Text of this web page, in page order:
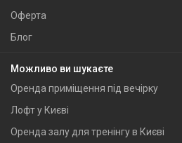
Оферта
Блог
Можливо ви шукаєте
Оренда приміщення під вечірку
Лофт у Києві
Оренда залу для тренінгу в Києві